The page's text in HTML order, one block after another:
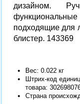
дизайном.
подходящие для
блистер. 143369
Вес: 0.022 кг
Штрих-код
товара:
Страна